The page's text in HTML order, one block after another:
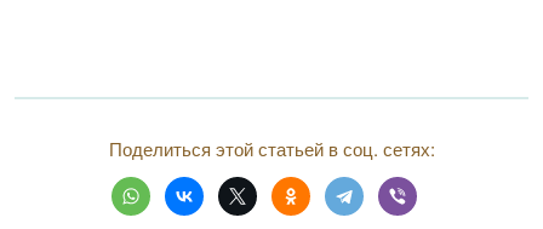
Поделиться этой статьей в соц. сетях: